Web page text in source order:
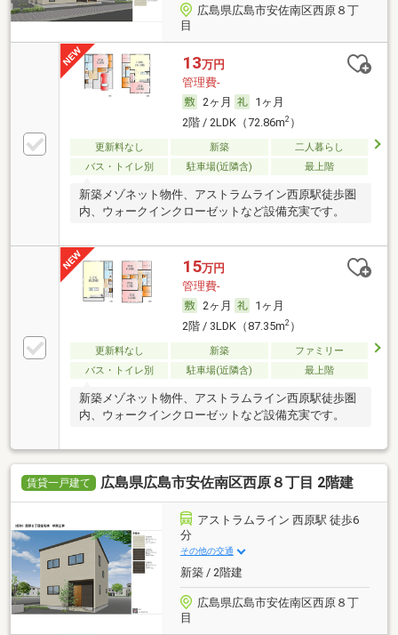
広島県広島市安佐南区西原８丁
目
13万円
管理費-
2ヶ月
1ヶ月
2階 / 2LDK（72.86m2）
更新料なし 新築
二人暮らし
バス・トイレ別
駐車場(近隣含) 最上階
新築メゾネット物件、アストラムライン西原駅徒歩圏
内、ウォークインクローゼットなど設備充実です。
15万円
管理費-
2ヶ月
1ヶ月
2階 / 3LDK（87.35m2）
更新料なし 新築
ファミリー
バス・トイレ別
駐車場(近隣含) 最上階
新築メゾネット物件、アストラムライン西原駅徒歩圏
内、ウォークインクローゼットなど設備充実です。
賃貸一戸建て 広島県広島市安佐南区西原８丁目 2階建
アストラムライン 西原駅 徒歩6
分
その他の交通
新築 / 2階建
広島県広島市安佐南区西原８丁
目